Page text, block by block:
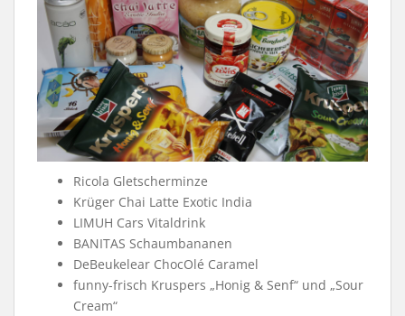
Ricola Gletscherminze
Krüger Chai Latte Exotic India
LIMUH Cars Vitaldrink
BANITAS Schaumbananen
DeBeukelear ChocOlé Caramel
funny-frisch Kruspers „Honig & Senf“ und „Sour
Cream“